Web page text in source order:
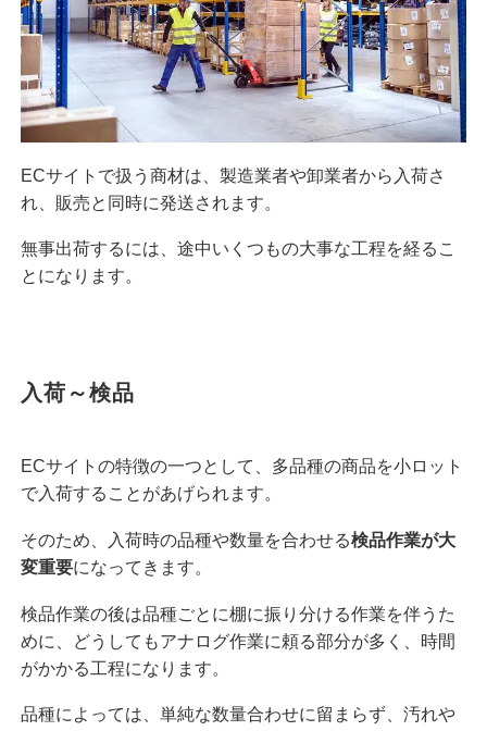
ECサイトで扱う商材は、製造業者や卸業者から入荷さ
れ、販売と同時に発送されます。
無事出荷するには、途中いくつもの大事な工程を経るこ
とになります。
入荷～検品
ECサイトの特徴の一つとして、多品種の商品を小ロット
で入荷することがあげられます。
そのため、入荷時の品種や数量を合わせる検品作業が大
変重要になってきます。
検品作業の後は品種ごとに棚に振り分ける作業を伴うた
めに、どうしてもアナログ作業に頼る部分が多く、時間
がかかる工程になります。
品種によっては、単純な数量合わせに留まらず、汚れや